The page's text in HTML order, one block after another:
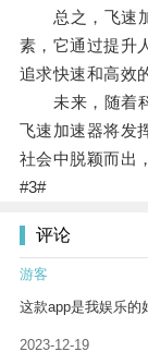
总之，飞速加
素，它通过提升
追求快速和高效
未来，随着科
飞速加速器将发
社会中脱颖而出
#3#
评论
游客
这款app是我娱乐的
2023-12-19